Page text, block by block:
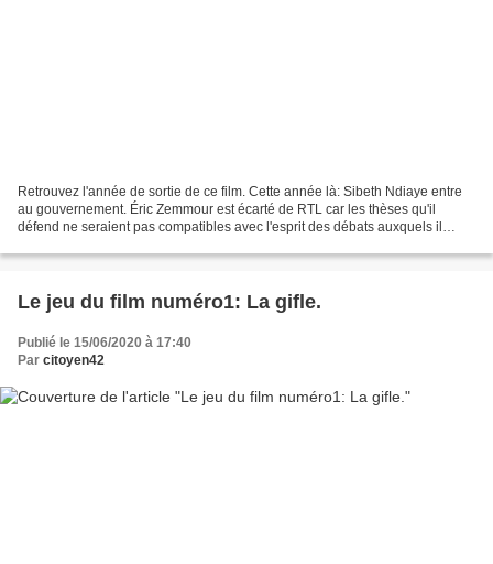
Retrouvez l'année de sortie de ce film. Cette année là: Sibeth Ndiaye entre
au gouvernement. Éric Zemmour est écarté de RTL car les thèses qu'il
défend ne seraient pas compatibles avec l'esprit des débats auxquels il
Le jeu du film numéro1: La gifle.
Publié le 15/06/2020 à 17:40
Par citoyen42